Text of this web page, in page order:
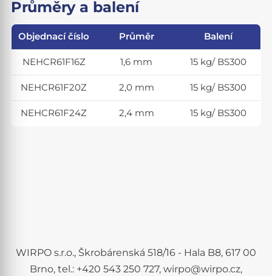
Průměry a balení
Objednací číslo Průměr Balení
NEHCR61F16Z 1,6 mm 15 kg/ BS300
NEHCR61F20Z 2,0 mm 15 kg/ BS300
NEHCR61F24Z 2,4 mm 15 kg/ BS300
WIRPO s.r.o., Škrobárenská 518/16 - Hala B8, 617 00
Brno, tel.: +420 543 250 727, wirpo@wirpo.cz,